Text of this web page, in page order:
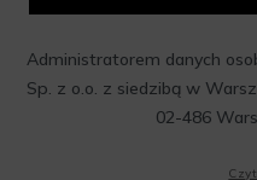
Administratorem danych
Sp. z o.o. z siedzibą w
02-486